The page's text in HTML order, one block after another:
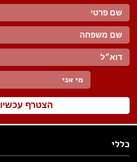
מי אני
הצטרף עכשיו
כללי